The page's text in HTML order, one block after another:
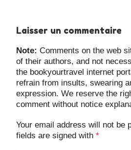
Laisser un commentaire
Note: Comments on the web
of their authors, and not
the bookyourtravel internet
refrain from insults, swearing
expression. We reserve the
comment without notice
Your email address will not be
fields are signed with*